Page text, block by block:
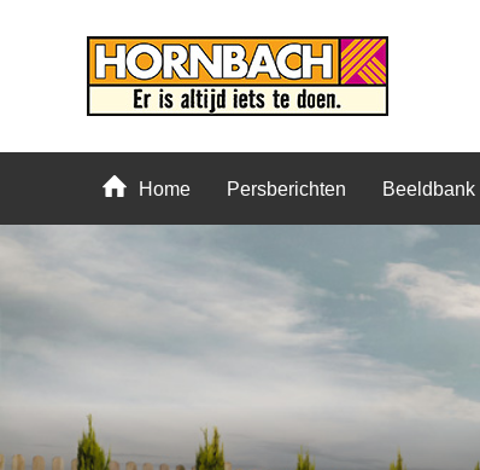
Home Persberichten Beeldbank